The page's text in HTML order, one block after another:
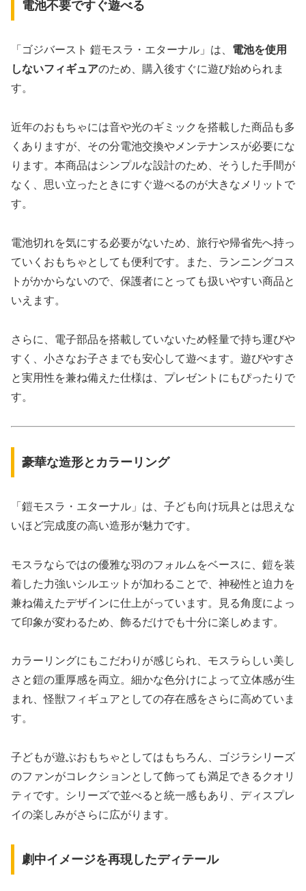
電池不要ですぐ遊べる
「ゴジバースト 鎧モスラ・エターナル」は、 電池を使用
しないフィギュアのため、購入後すぐに遊び始められま
す。
近年のおもちゃには音や光のギミックを搭載した商品も多
くありますが、その分電池交換やメンテナンスが必要にな
ります。本商品はシンプルな設計のため、そうした手間が
なく、思い立ったときにすぐ遊べるのが大きなメリットで
す。
電池切れを気にする必要がないため、旅行や帰省先へ持っ
ていくおもちゃとしても便利です。また、ランニングコス
トがかからないので、保護者にとっても扱いやすい商品と
いえます。
さらに、電子部品を搭載していないため軽量で持ち運びや
すく、小さなお子さまでも安心して遊べます。遊びやすさ
と実用性を兼ね備えた仕様は、プレゼントにもぴったりで
す。
豪華な造形とカラーリング
「鎧モスラ・エターナル」は、子ども向け玩具とは思えな
いほど完成度の高い造形が魅力です。
モスラならではの優雅な羽のフォルムをベースに、鎧を装
着した力強いシルエットが加わることで、神秘性と迫力を
兼ね備えたデザインに仕上がっています。見る角度によっ
て印象が変わるため、飾るだけでも十分に楽しめます。
カラーリングにもこだわりが感じられ、モスラらしい美し
さと鎧の重厚感を両立。細かな色分けによって立体感が生
まれ、怪獣フィギュアとしての存在感をさらに高めていま
す。
子どもが遊ぶおもちゃとしてはもちろん、ゴジラシリーズ
のファンがコレクションとして飾っても満足できるクオリ
ティです。シリーズで並べると統一感もあり、ディスプレ
イの楽しみがさらに広がります。
劇中イメージを再現したディテール